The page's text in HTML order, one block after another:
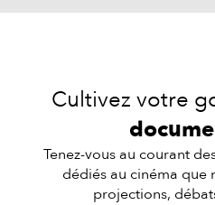
Cultivez votre
Tenez-vous au courant
dédiés au cinéma que
projections,